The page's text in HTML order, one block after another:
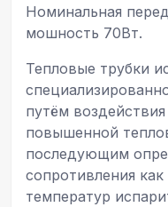
Номинальная
мошность 70Вт.
Тепловые трубки
путём
повышенной
последующим
сопротивления
температур